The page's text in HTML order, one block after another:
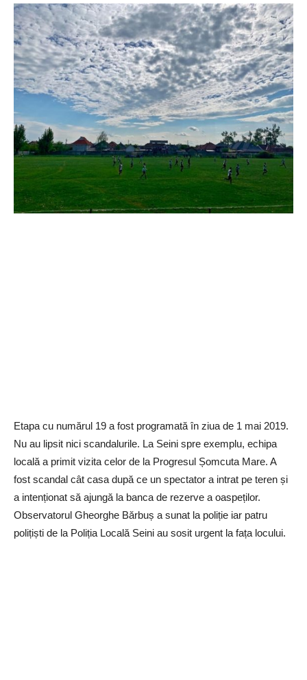
Etapa cu numărul 19 a fost programată în ziua de 1 mai 2019.
Nu au lipsit nici scandalurile. La Seini spre exemplu, echipa
locală a primit vizita celor de la Progresul Șomcuta Mare. A
fost scandal cât casa după ce un spectator a intrat pe teren și
a intenționat să ajungă la banca de rezerve a oaspeților.
Observatorul Gheorghe Bărbuș a sunat la poliție iar patru
polițiști de la Poliția Locală Seini au sosit urgent la fața locului.